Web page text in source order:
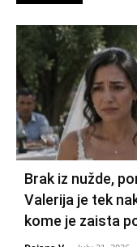
Brak iz nužde,
Valerija je tek
kome je zaista